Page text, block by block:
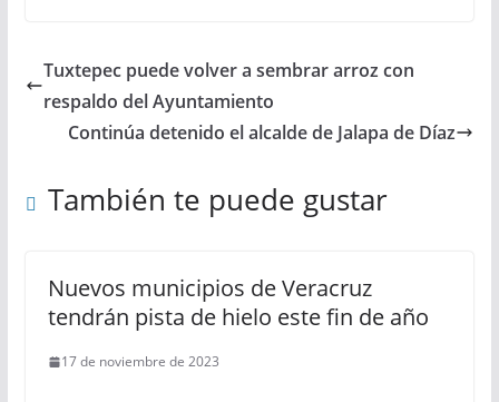
Tuxtepec puede volver a sembrar arroz con
respaldo del Ayuntamiento
Continúa detenido el alcalde de Jalapa de Díaz
También te puede gustar
Nuevos municipios de Veracruz
tendrán pista de hielo este fin de año
17 de noviembre de 2023